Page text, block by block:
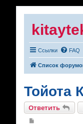
Ссылки FAQ
Список
Тойота
Ответить